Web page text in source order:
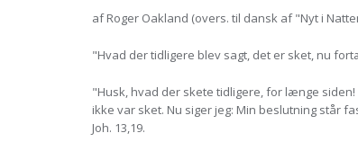
af Roger Oakland (overs. til dansk af "Nyt i
"Hvad der tidligere blev sagt, det er sket, nu
"Husk, hvad der skete tidligere, for længe
ikke var sket. Nu siger jeg: Min beslutning står
Joh. 13,19.